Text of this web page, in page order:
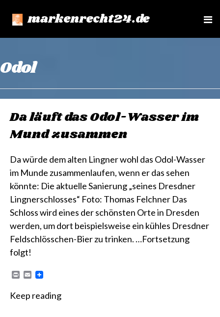
markenrecht24.de
e
Odol
Da läuft das Odol-Wasser im
Mund zusammen
Da würde dem alten Lingner wohl das Odol-Wasser
im Munde zusammenlaufen, wenn er das sehen
könnte: Die aktuelle Sanierung „seines Dresdner
Lingnerschlosses“ Foto: Thomas Felchner Das
Schloss wird eines der schönsten Orte in Dresden
werden, um dort beispielsweise ein kühles Dresdner
Feldschlösschen-Bier zu trinken. …Fortsetzung
folgt!
n
E
i
Keep reading